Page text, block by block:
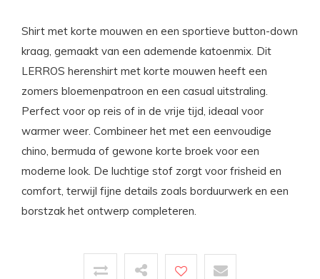
Shirt met korte mouwen en een sportieve button-down
kraag, gemaakt van een ademende katoenmix. Dit
LERROS herenshirt met korte mouwen heeft een
zomers bloemenpatroon en een casual uitstraling.
Perfect voor op reis of in de vrije tijd, ideaal voor
warmer weer. Combineer het met een eenvoudige
chino, bermuda of gewone korte broek voor een
moderne look. De luchtige stof zorgt voor frisheid en
comfort, terwijl fijne details zoals borduurwerk en een
borstzak het ontwerp completeren.